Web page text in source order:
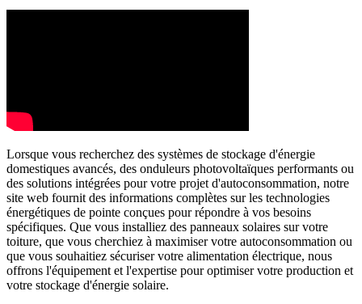
Lorsque vous recherchez des systèmes de stockage d'énergie
domestiques avancés, des onduleurs photovoltaïques performants ou
des solutions intégrées pour votre projet d'autoconsommation, notre
site web fournit des informations complètes sur les technologies
énergétiques de pointe conçues pour répondre à vos besoins
spécifiques. Que vous installiez des panneaux solaires sur votre
toiture, que vous cherchiez à maximiser votre autoconsommation ou
que vous souhaitiez sécuriser votre alimentation électrique, nous
offrons l'équipement et l'expertise pour optimiser votre production et
votre stockage d'énergie solaire.